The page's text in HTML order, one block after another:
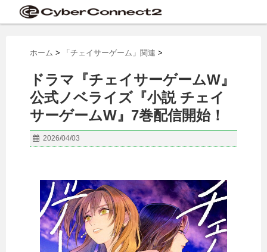
ホーム > 「チェイサーゲーム」関連 >
ドラマ『チェイサーゲームW』
公式ノベライズ『小説 チェイ
サーゲームW』7巻配信開始！
2026/04/03